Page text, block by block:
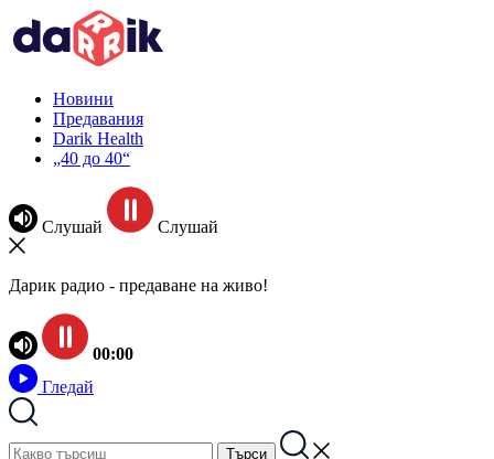
Новини
Предавания
Darik Health
„40 до 40“
Слушай Слушай
Дарик радио - предаване на живо!
00:00
Гледай